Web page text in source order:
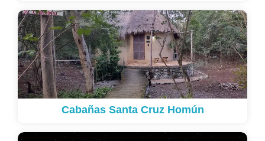
Cabañas Santa Cruz Homún